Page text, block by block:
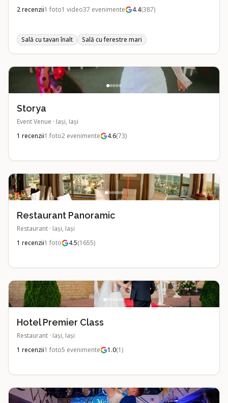
2recenzii1 foto1 video37 evenimente 4.4(387)
Sală cu tavan înalt Sală cu ferestre mari
Storya
Event Venue · Iași, Iași
1 recenzii1 foto2 evenimente 4.6(73)
Restaurant Panoramic
Restaurant · Iași, Iași
1 recenzii1 foto 4.5(1655)
Hotel Premier Class
Restaurant · Iași, Iași
1 recenzii1 foto5 evenimente 1.0(1)